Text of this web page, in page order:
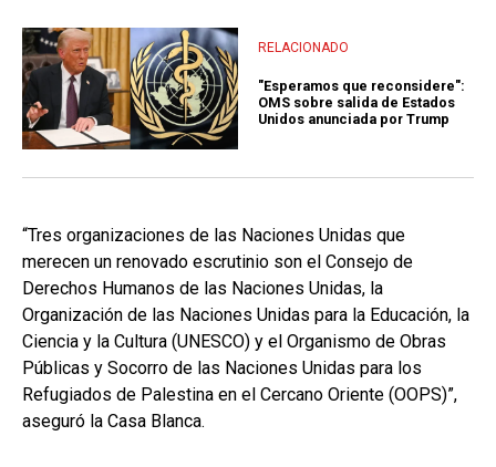
RELACIONADO
"Esperamos que reconsidere":
OMS sobre salida de Estados
Unidos anunciada por Trump
“Tres organizaciones de las Naciones Unidas que
merecen un renovado escrutinio son el Consejo de
Derechos Humanos de las Naciones Unidas, la
Organización de las Naciones Unidas para la Educación, la
Ciencia y la Cultura (UNESCO) y el Organismo de Obras
Públicas y Socorro de las Naciones Unidas para los
Refugiados de Palestina en el Cercano Oriente (OOPS)”,
aseguró la Casa Blanca.